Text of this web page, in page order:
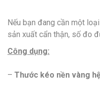
Nếu bạn đang cần một
sản xuất cẩn thận, số đo
Công dụng:
– Thước kéo nền vàng